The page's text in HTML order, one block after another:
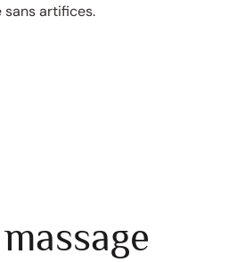
sans artifices.